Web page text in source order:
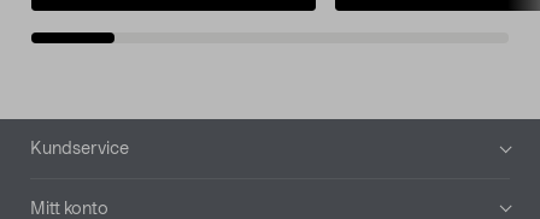
Sidfot
Kundservice
Mitt konto